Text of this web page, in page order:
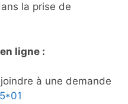
la prise de
ligne :
à une demande